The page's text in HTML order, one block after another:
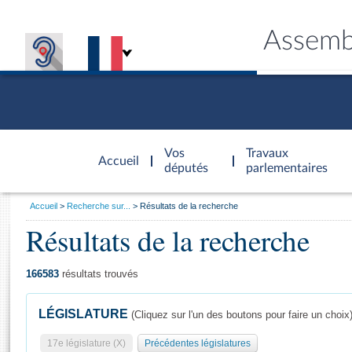
Accueil
d'accueil
Vos
députés
Travaux
parlementaires
Général
Vous
Accueil Recherche sur... Résultats de la recherche
Résultats de la recherche
166583 résultats trouvés
LÉGISLATURE (Cliquez sur l'un des boutons pour faire un choix)
17e législature (X) Précédentes législatures